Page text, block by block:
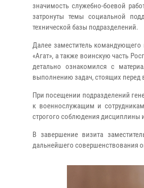
значимость служебно-боевой
затронуты темы социальной
технической базы подразделений.
Далее заместитель
«Агат», а также воинскую часть
детально ознакомился с
выполнению задач, стоящих перед
При посещении подразделений
к военнослужащим и
строгого соблюдения дисциплины
В завершение визита
дальнейшего совершенствования